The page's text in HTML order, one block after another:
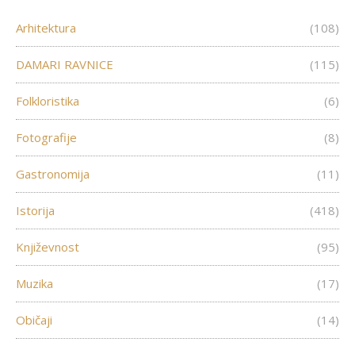
Arhitektura (108)
DAMARI RAVNICE (115)
Folkloristika (6)
Fotografije (8)
Gastronomija (11)
Istorija (418)
Književnost (95)
Muzika (17)
Običaji (14)